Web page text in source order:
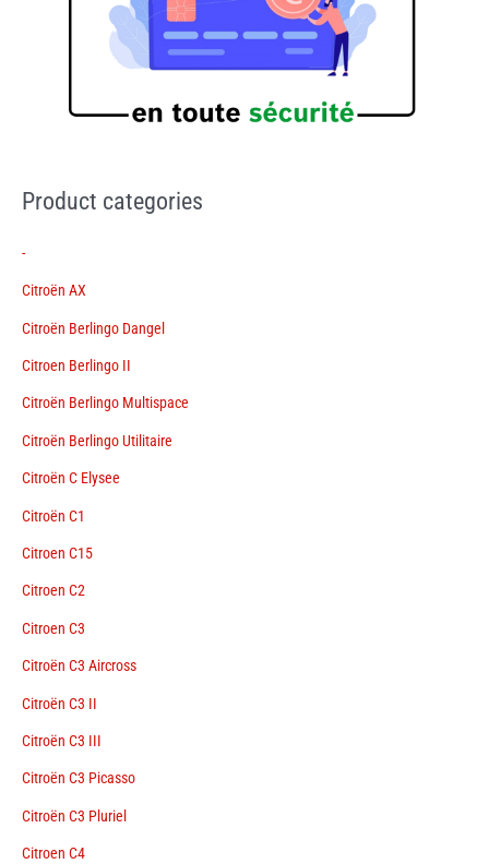
Product categories
-
Citroën AX
Citroën Berlingo Dangel
Citroen Berlingo II
Citroën Berlingo Multispace
Citroën Berlingo Utilitaire
Citroën C Elysee
Citroën C1
Citroen C15
Citroen C2
Citroen C3
Citroën C3 Aircross
Citroën C3 II
Citroën C3 III
Citroën C3 Picasso
Citroën C3 Pluriel
Citroen C4